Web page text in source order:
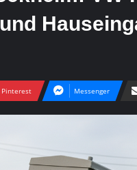
Pinterest Messenger